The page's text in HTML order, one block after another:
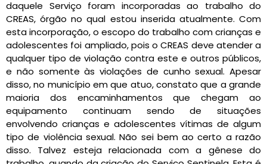
daquele Serviço foram incorporadas ao trabalho do
CREAS, órgão no qual estou inserida atualmente. Com
esta incorporação, o escopo do trabalho com crianças e
adolescentes foi ampliado, pois o CREAS deve atender a
qualquer tipo de violação contra este e outros públicos,
e não somente às violações de cunho sexual. Apesar
disso, no município em que atuo, constato que a grande
maioria dos encaminhamentos que chegam ao
equipamento continuam sendo de situações
envolvendo crianças e adolescentes vítimas de algum
tipo de violência sexual. Não sei bem ao certo a razão
disso. Talvez esteja relacionada com a gênese do